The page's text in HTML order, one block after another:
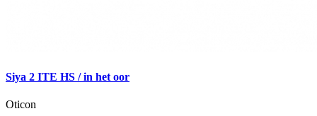
Siya 2 ITE HS / in het oor
Oticon